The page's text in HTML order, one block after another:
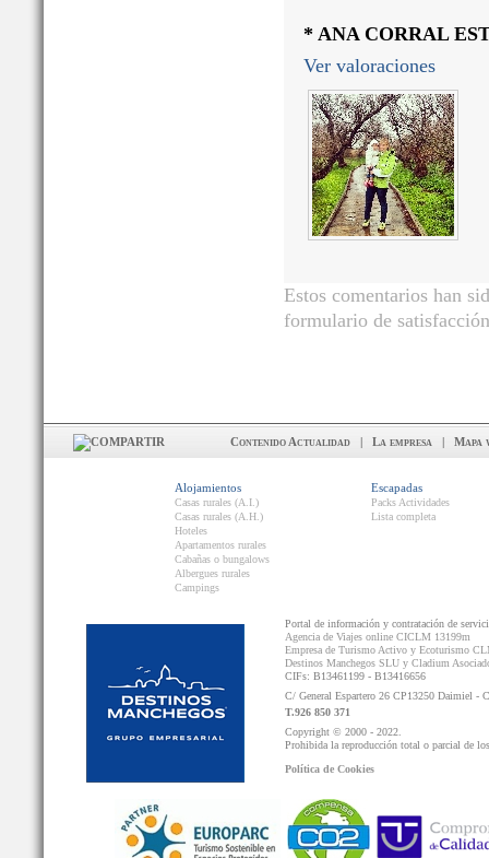
* ANA CORRAL
Ver valoraciones
Estos comentarios han
formulario de
Contenido Actualidad | La empresa | Mapa
Alojamientos
Casas rurales (A.I.)
Casas rurales (A.H.)
Hoteles
Apartamentos rurales
Cabañas o bungalows
Albergues rurales
Campings
Escapadas
Packs Actividades
Lista completa
Portal de información y contratación de
Agencia de Viajes online CICLM 13199m
Empresa de Turismo Activo y Ecoturismo
Destinos Manchegos SLU y Cladium
CIFs: B13461199 - B13416656
C/ General Espartero 26 CP13250 Daimiel -
T.926 850 371
Copyright © 2000 - 2022.
Prohibida la reproducción total o parcial de
Política de Cookies